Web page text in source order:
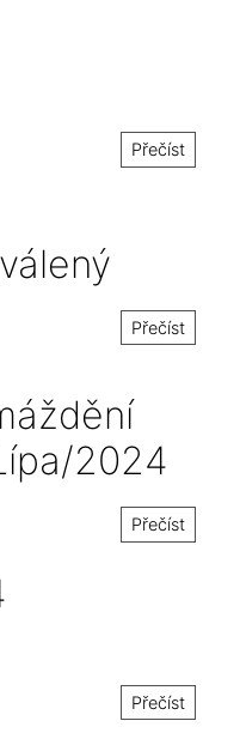
Přečíst
Přečíst
2024
Přečíst
Přečíst